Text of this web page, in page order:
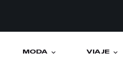
MODA VIAJE